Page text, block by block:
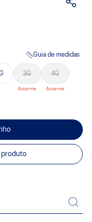
Guia de medidas
3G 4G
produto